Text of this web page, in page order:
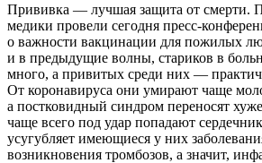
Прививка — лучшая защита от смерти.
медики провели сегодня пресс-
о важности вакцинации для пожилых
и в предыдущие волны, стариков в
много, а привитых среди них —
От коронавируса они умирают чаще
а постковидный синдром переносят
чаще всего под удар попадают
усугубляет имеющиеся у них
возникновения тромбозов, а значит,